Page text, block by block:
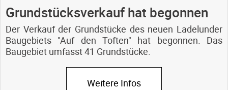
Grundstücksverkauf hat begonnen
Der Verkauf der Grundstücke des neuen Ladelunder
Baugebiets "Auf den Toften" hat begonnen. Das
Baugebiet umfasst 41 Grundstücke.
Weitere Infos